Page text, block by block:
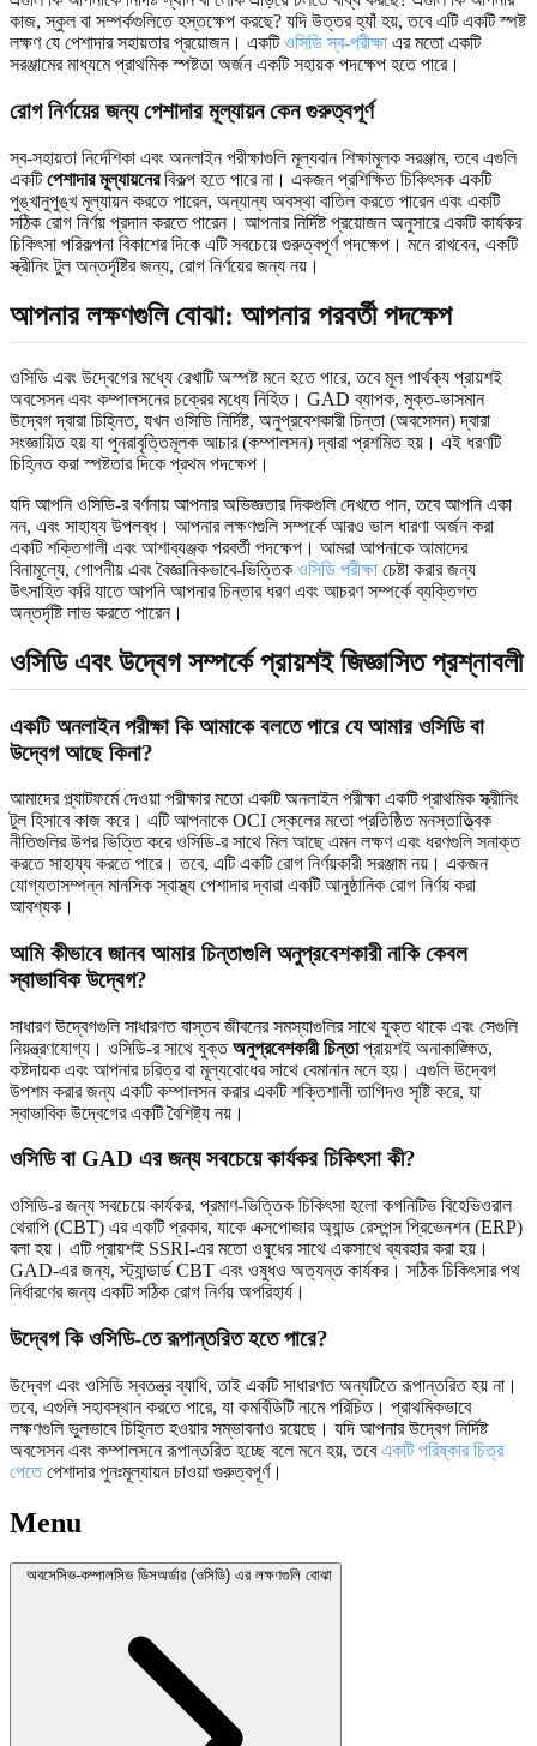
কাজ, স্কুল বা সম্পর্কগুলিতে হস্তক্ষেপ করছে? যদি উত্তর হ্যাঁ হয়, তবে এটি একটি স্পষ্ট
লক্ষণ যে পেশাদার সহায়তার প্রয়োজন। একটিওসিডি স্ব-পরীক্ষা এর মতো একটি
সরঞ্জামের মাধ্যমে প্রাথমিক স্পষ্টতা অর্জন একটি সহায়ক পদক্ষেপ হতে পারে।
রোগ নির্ণয়ের জন্য পেশাদার মূল্যায়ন কেন গুরুত্বপূর্ণ
স্ব-সহায়তা নির্দেশিকা এবং অনলাইন পরীক্ষাগুলি মূল্যবান শিক্ষামূলক সরঞ্জাম, তবে এগুলি
একটিপেশাদার মূল্যায়নেরবিকল্প হতে পারে না। একজন প্রশিক্ষিত চিকিৎসক একটি
পুঙ্খানুপুঙ্খ মূল্যায়ন করতে পারেন, অন্যান্য অবস্থা বাতিল করতে পারেন এবং একটি
সঠিক রোগ নির্ণয় প্রদান করতে পারেন। আপনার নির্দিষ্ট প্রয়োজন অনুসারে একটি কার্যকর
চিকিৎসা পরিকল্পনা বিকাশের দিকে এটি সবচেয়ে গুরুত্বপূর্ণ পদক্ষেপ। মনে রাখবেন, একটি
স্ক্রীনিং টুল অন্তর্দৃষ্টির জন্য, রোগ নির্ণয়ের জন্য নয়।
আপনার লক্ষণগুলি বোঝা: আপনার পরবর্তী পদক্ষেপ
ওসিডি এবং উদ্বেগের মধ্যে রেখাটি অস্পষ্ট মনে হতে পারে, তবে মূল পার্থক্য প্রায়শই
অবসেসন এবং কম্পালসনের চক্রের মধ্যে নিহিত। GAD ব্যাপক, মুক্ত-ভাসমান
উদ্বেগ দ্বারা চিহ্নিত, যখন ওসিডি নির্দিষ্ট, অনুপ্রবেশকারী চিন্তা (অবসেসন) দ্বারা
সংজ্ঞায়িত হয় যা পুনরাবৃত্তিমূলক আচার (কম্পালসন) দ্বারা প্রশমিত হয়। এই ধরণটি
চিহ্নিত করা স্পষ্টতার দিকে প্রথম পদক্ষেপ।
যদি আপনি ওসিডি-র বর্ণনায় আপনার অভিজ্ঞতার দিকগুলি দেখতে পান, তবে আপনি একা
নন, এবং সাহায্য উপলব্ধ। আপনার লক্ষণগুলি সম্পর্কে আরও ভাল ধারণা অর্জন করা
একটি শক্তিশালী এবং আশাব্যঞ্জক পরবর্তী পদক্ষেপ। আমরা আপনাকে আমাদের
বিনামূল্যে, গোপনীয় এবং বৈজ্ঞানিকভাবে-ভিত্তিক ওসিডি পরীক্ষা চেষ্টা করার জন্য
উৎসাহিত করি যাতে আপনি আপনার চিন্তার ধরণ এবং আচরণ সম্পর্কে ব্যক্তিগত
অন্তর্দৃষ্টি লাভ করতে পারেন।
ওসিডি এবং উদ্বেগ সম্পর্কে প্রায়শই জিজ্ঞাসিত প্রশ্নাবলী
একটি অনলাইন পরীক্ষা কি আমাকে বলতে পারে যে আমার ওসিডি বা
উদ্বেগ আছে কিনা?
আমাদের প্ল্যাটফর্মে দেওয়া পরীক্ষার মতো একটি অনলাইন পরীক্ষা একটি প্রাথমিক স্ক্রীনিং
টুল হিসাবে কাজ করে। এটি আপনাকে OCI স্কেলের মতো প্রতিষ্ঠিত মনস্তাত্ত্বিক
নীতিগুলির উপর ভিত্তি করে ওসিডি-র সাথে মিল আছে এমন লক্ষণ এবং ধরণগুলি সনাক্ত
করতে সাহায্য করতে পারে। তবে, এটি একটি রোগ নির্ণয়কারী সরঞ্জাম নয়। একজন
যোগ্যতাসম্পন্ন মানসিক স্বাস্থ্য পেশাদার দ্বারা একটি আনুষ্ঠানিক রোগ নির্ণয় করা
আবশ্যক।
আমি কীভাবে জানব আমার চিন্তাগুলি অনুপ্রবেশকারী নাকি কেবল
স্বাভাবিক উদ্বেগ?
সাধারণ উদ্বেগগুলি সাধারণত বাস্তব জীবনের সমস্যাগুলির সাথে যুক্ত থাকে এবং সেগুলি
নিয়ন্ত্রণযোগ্য। ওসিডি-র সাথে যুক্তঅনুপ্রবেশকারী চিন্তাপ্রায়শই অনাকাঙ্ক্ষিত,
কষ্টদায়ক এবং আপনার চরিত্র বা মূল্যবোধের সাথে বেমানান মনে হয়। এগুলি উদ্বেগ
উপশম করার জন্য একটি কম্পালসন করার একটি শক্তিশালী তাগিদও সৃষ্টি করে, যা
স্বাভাবিক উদ্বেগের একটি বৈশিষ্ট্য নয়।
ওসিডি বা GAD এর জন্য সবচেয়ে কার্যকর চিকিৎসা কী?
ওসিডি-র জন্য সবচেয়ে কার্যকর, প্রমাণ-ভিত্তিক চিকিৎসা হলো কগনিটিভ বিহেভিওরাল
থেরাপি (CBT) এর একটি প্রকার, যাকে এক্সপোজার অ্যান্ড রেসপন্স প্রিভেনশন (ERP)
বলা হয়। এটি প্রায়শই SSRI-এর মতো ওষুধের সাথে একসাথে ব্যবহার করা হয়।
GAD-এর জন্য, স্ট্যান্ডার্ড CBT এবং ওষুধও অত্যন্ত কার্যকর। সঠিক চিকিৎসার পথ
নির্ধারণের জন্য একটি সঠিক রোগ নির্ণয় অপরিহার্য।
উদ্বেগ কি ওসিডি-তে রূপান্তরিত হতে পারে?
উদ্বেগ এবং ওসিডি স্বতন্ত্র ব্যাধি, তাই একটি সাধারণত অন্যটিতে রূপান্তরিত হয় না।
তবে, এগুলি সহাবস্থান করতে পারে, যা কমর্বিডিটি নামে পরিচিত। প্রাথমিকভাবে
লক্ষণগুলি ভুলভাবে চিহ্নিত হওয়ার সম্ভাবনাও রয়েছে। যদি আপনার উদ্বেগ নির্দিষ্ট
অবসেসন এবং কম্পালসনে রূপান্তরিত হচ্ছে বলে মনে হয়, তবেএকটি পরিষ্কার চিত্র
পেতেপেশাদার পুনঃমূল্যায়ন চাওয়া গুরুত্বপূর্ণ।
Menu
অবসেসিভ-কম্পালসিভ ডিসঅর্ডার (ওসিডি) এর লক্ষণগুলি বোঝা